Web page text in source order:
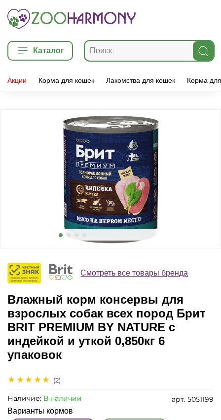
Каталог
Акции Корма для кошек Лакомства для кошек Корма
(2)
арт. 5051199
Наличие: В наличии
Смотреть все товары бренда
Влажный корм консервы для
взрослых собак всех пород Брит
BRIT PREMIUM BY NATURE с
индейкой и уткой 0,850кг 6
упаковок
Варианты кормов